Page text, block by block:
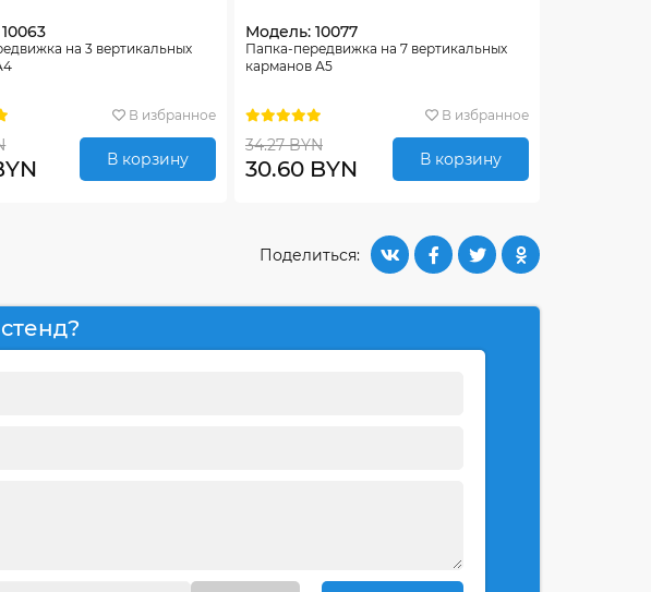
на 3 вертикальных
В избранное
В корзину
Модель: 10077
Папка-передвижка на 7 вертикальных
карманов А5
В избранное
34.27 BYN
30.60 BYN В корзину
Поделиться: